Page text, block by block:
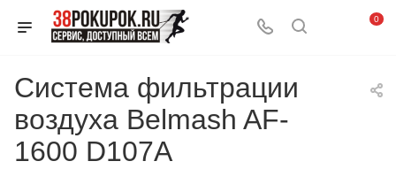
0
Система фильтрации
воздуха Belmash AF-
1600 D107A